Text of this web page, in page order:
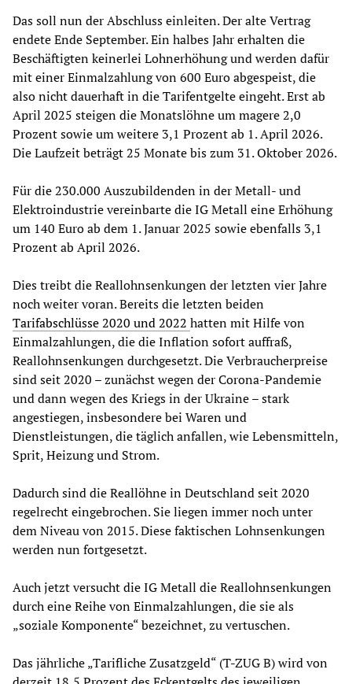
Das soll nun der Abschluss einleiten. Der alte Vertrag
endete Ende September. Ein halbes Jahr erhalten die
Beschäftigten keinerlei Lohnerhöhung und werden dafür
mit einer Einmalzahlung von 600 Euro abgespeist, die
also nicht dauerhaft in die Tarifentgelte eingeht. Erst ab
April 2025 steigen die Monatslöhne um magere 2,0
Prozent sowie um weitere 3,1 Prozent ab 1. April 2026.
Die Laufzeit beträgt 25 Monate bis zum 31. Oktober 2026.
Für die 230.000 Auszubildenden in der Metall- und
Elektroindustrie vereinbarte die IG Metall eine Erhöhung
um 140 Euro ab dem 1. Januar 2025 sowie ebenfalls 3,1
Prozent ab April 2026.
Dies treibt die Reallohnsenkungen der letzten vier Jahre
noch weiter voran. Bereits die letzten beiden
Tarifabschlüsse 2020 und 2022 hatten mit Hilfe von
Einmalzahlungen, die die Inflation sofort auffraß,
Reallohnsenkungen durchgesetzt. Die Verbraucherpreise
sind seit 2020 – zunächst wegen der Corona-Pandemie
und dann wegen des Kriegs in der Ukraine – stark
angestiegen, insbesondere bei Waren und
Dienstleistungen, die täglich anfallen, wie Lebensmitteln,
Sprit, Heizung und Strom.
Dadurch sind die Reallöhne in Deutschland seit 2020
regelrecht eingebrochen. Sie liegen immer noch unter
dem Niveau von 2015. Diese faktischen Lohnsenkungen
werden nun fortgesetzt.
Auch jetzt versucht die IG Metall die Reallohnsenkungen
durch eine Reihe von Einmalzahlungen, die sie als
„soziale Komponente“ bezeichnet, zu vertuschen.
Das jährliche „Tarifliche Zusatzgeld“ (T-ZUG B) wird von